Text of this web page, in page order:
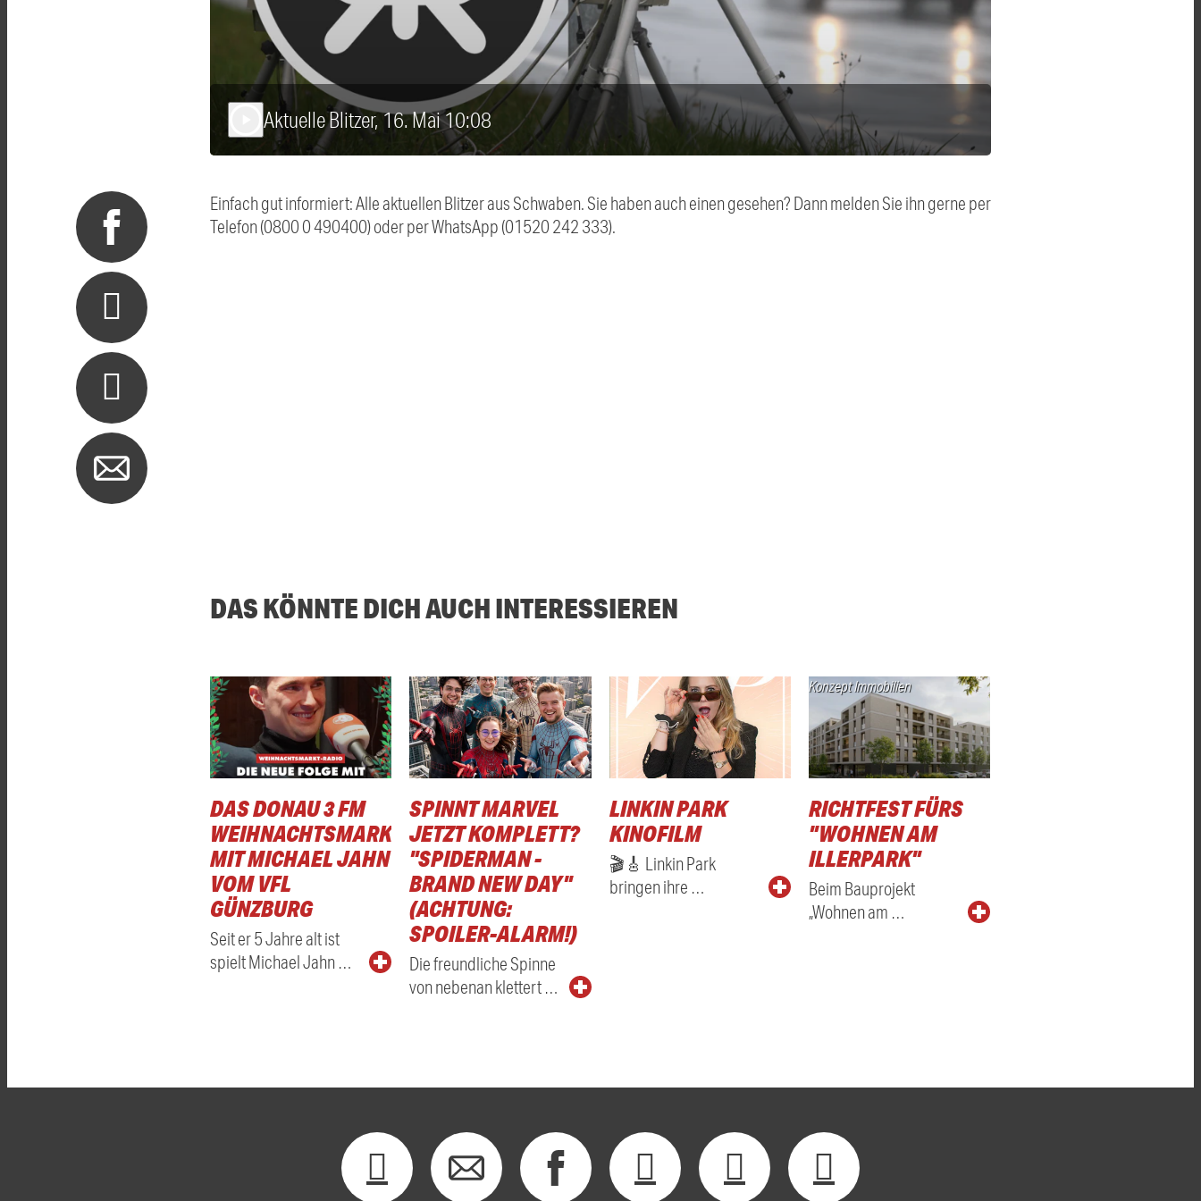
Aktuelle Blitzer, 16. Mai 10:08
Einfach gut informiert: Alle aktuellen Blitzer aus Schwaben. Sie haben auch einen gesehen? Dann melden Sie ihn gerne per
Telefon (0800 0 490400) oder per WhatsApp (01520 242 333).
DAS KÖNNTE DICH AUCH INTERESSIEREN
DAS DONAU 3 FM
WEIHNACHTSMARKTRADIO
MIT MICHAEL JAHN
VOM VFL
GÜNZBURG
Seit er 5 Jahre alt ist
spielt Michael Jahn …
SPINNT MARVEL
JETZT KOMPLETT?
"SPIDERMAN -
BRAND NEW DAY"
(ACHTUNG:
SPOILER-ALARM!)
Die freundliche Spinne
von nebenan klettert …
LINKIN PARK
KINOFILM
🎬🎸 Linkin Park
bringen ihre …
Konzept Immobilien
RICHTFEST FÜRS
"WOHNEN AM
ILLERPARK"
Beim Bauprojekt
„Wohnen am …